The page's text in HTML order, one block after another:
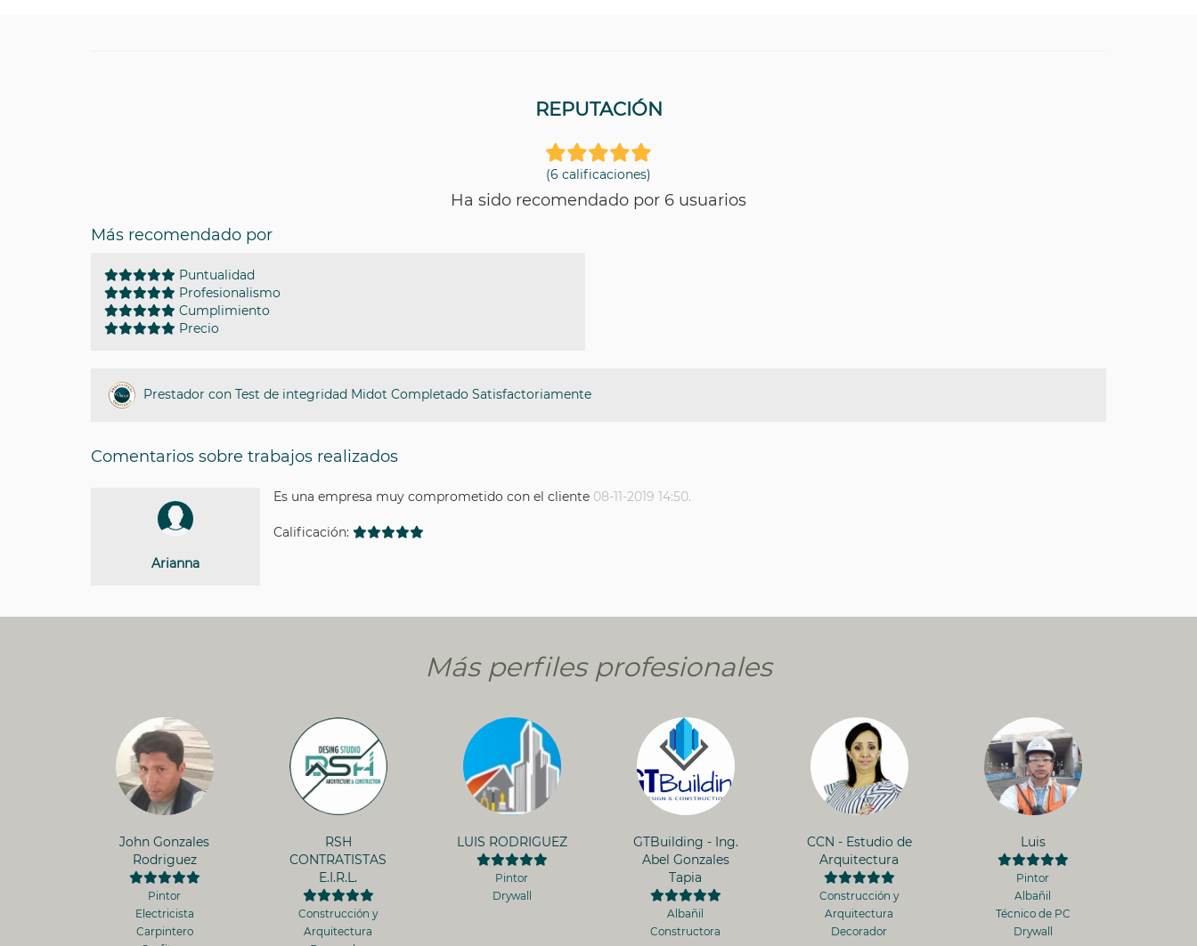
REPUTACIÓN
(6 calificaciones)
Ha sido recomendado por 6 usuarios
Más recomendado por
Puntualidad
Profesionalismo
Cumplimiento
Precio
Prestador con Test de integridad Midot Completado Satisfactoriamente
Comentarios sobre trabajos realizados
Arianna
Es una empresa muy comprometido con el cliente 08-11-2019 14:50.
Calificación:
Más perfiles profesionales
John Gonzales
Rodriguez
Pintor
Electricista
Carpintero
RSH
CONTRATISTAS
E.I.R.L.
Construcción y
Arquitectura
LUIS RODRIGUEZ
Pintor
Drywall
GTBuilding - Ing.
Abel Gonzales
Tapia
Albañil
Constructora
CCN - Estudio de
Arquitectura
Construcción y
Arquitectura
Decorador
Luis
Pintor
Albañil
Técnico de PC
Drywall